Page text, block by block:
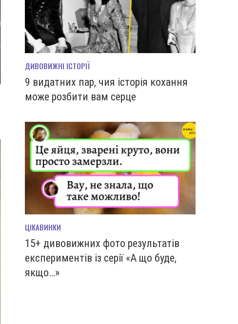
ДИВОВИЖНІ ІСТОРІЇ
9 видатних пар, чия історія кохання
може розбити вам серце
ЦІКАВИНКИ
15+ дивовижних фото результатів
експериментів із серії «А що буде,
якщо…»